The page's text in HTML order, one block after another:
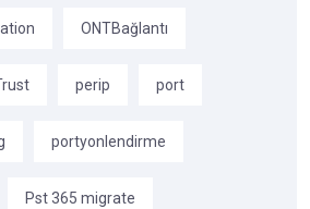
ONTBağlantı
perip port
portyonlendirme
Pst 365 migrate